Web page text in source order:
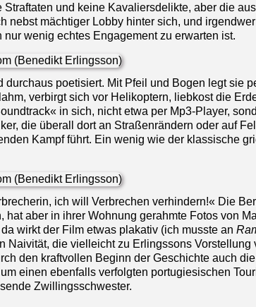
Straftaten und keine Kavaliersdelikte, aber die
nebst mächtiger Lobby hinter sich, und
nur wenig echtes Engagement zu erwarten ist.
durchaus poetisiert. Mit Pfeil und Bogen legt sie
lahm, verbirgt sich vor Helikoptern, liebkost die
in sich, nicht etwa per Mp3-Player,
die überall dort an Straßenrändern oder auf
Kampf führt. Ein wenig wie der klassische
ich will Verbrechen verhindern!« Die
hat aber in ihrer Wohnung gerahmte Fotos von
wirkt der Film etwas plakativ (ich musste an
Naivität, die vielleicht zu Erlingssons Vorstellung
den kraftvollen Beginn der Geschichte auch
einen ebenfalls verfolgten portugiesischen
Zwillingsschwester.